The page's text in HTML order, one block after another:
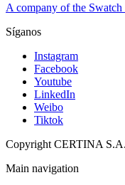
A company of the
Síganos
Instagram
Facebook
Youtube
LinkedIn
Weibo
Tiktok
Copyright CERTINA S.A.
Main navigation